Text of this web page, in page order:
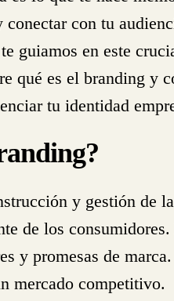
conectar con tu
guiamos en este
qué es el branding y
tu identidad
y gestión de
de los
y promesas de
mercado competitivo.